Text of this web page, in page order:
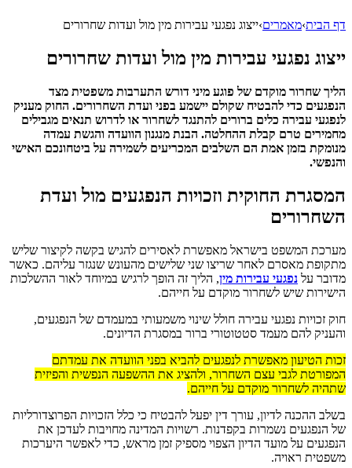
דף הבית›מאמרים›ייצוג נפגעי עבירות מין מול ועדות שחרורים
ייצוג נפגעי עבירות מין מול ועדות שחרורים
הליך שחרור מוקדם של פוגע מיני דורש התערבות משפטית מצד
הנפגעים כדי להבטיח שקולם יישמע בפני ועדת השחרורים. החוק מעניק
לנפגעי עבירה כלים ברורים להתנגד לשחרור או לדרוש תנאים מגבילים
מחמירים טרם קבלת ההחלטה. הבנת מנגנון הוועדה והגשת עמדה
מנומקת בזמן אמת הם השלבים המכריעים לשמירה על ביטחונכם האישי
והנפשי.
המסגרת החוקית וזכויות הנפגעים מול ועדת
השחרורים
מערכת המשפט בישראל מאפשרת לאסירים להגיש בקשה לקיצור שליש
מתקופת מאסרם לאחר שריצו שני שלישים מהעונש שנגזר עליהם. כאשר
מדובר על נפגעי עבירות מין, הליך זה הופך לרגיש במיוחד לאור ההשלכות
הישירות שיש לשחרור מוקדם על חייהם.
חוק זכויות נפגעי עבירה חולל שינוי משמעותי במעמדם של הנפגעים,
והעניק להם מעמד סטטוטורי ברור במסגרת הדיונים.
זכות הטיעון מאפשרת לנפגעים להביא בפני הוועדה את עמדתם
המפורטת לגבי עצם השחרור, ולהציג את ההשפעה הנפשית והפיזית
שתהיה לשחרור מוקדם על חייהם.
בשלב ההכנה לדיון, עורך דין יפעל להבטיח כי כלל הזכויות הפרוצדורליות
של הנפגעים נשמרות בקפדנות. רשויות המדינה מחויבות לעדכן את
הנפגעים על מועד הדיון הצפוי מספיק זמן מראש, כדי לאפשר היערכות
משפטית ראויה.